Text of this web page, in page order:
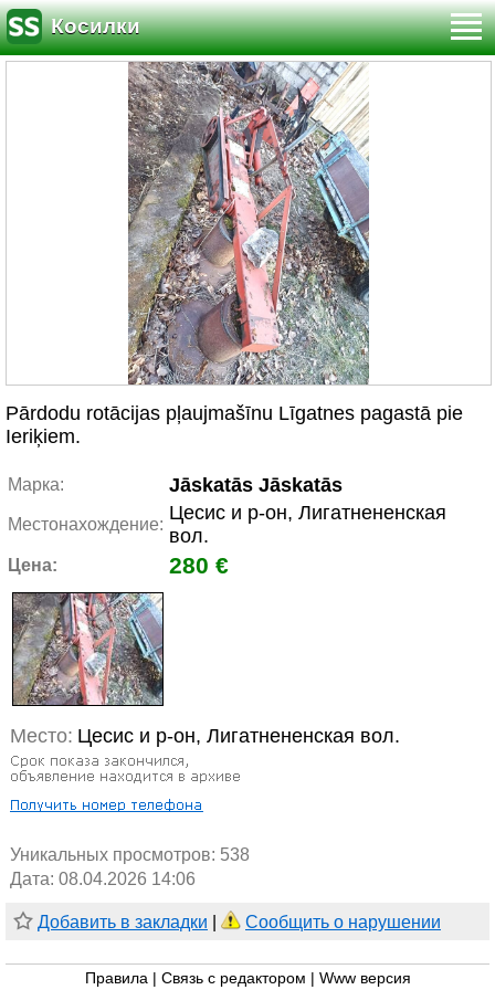
Косилки
Pārdodu rotācijas pļaujmašīnu Līgatnes pagastā pie
Ieriķiem.
Марка: Jāskatās Jāskatās
Местонахождение:
Цесис и р-он, Лигатнененская
вол.
Цена: 280 €
Место: Цесис и р-он, Лигатнененская вол.
Уникальных просмотров: 538
Дата: 08.04.2026 14:06
Добавить в закладки Сообщить о нарушении
Правила Связь с редактором Www версия